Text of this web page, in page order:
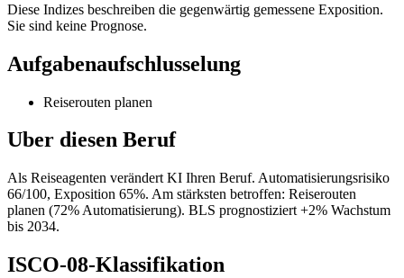
Diese Indizes beschreiben die gegenwärtig gemessene Exposition.
Sie sind keine Prognose.
Aufgabenaufschlusselung
Reiserouten planen
Uber diesen Beruf
Als Reiseagenten verändert KI Ihren Beruf. Automatisierungsrisiko
66/100, Exposition 65%. Am stärksten betroffen: Reiserouten
planen (72% Automatisierung). BLS prognostiziert +2% Wachstum
bis 2034.
ISCO-08-Klassifikation